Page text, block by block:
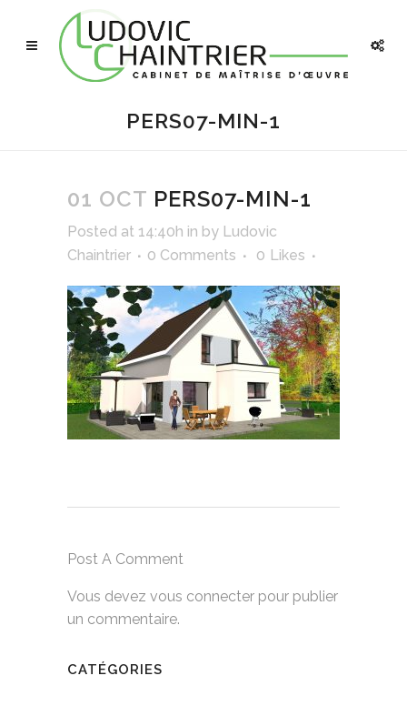
PERS07-MIN-1
01 OCT PERS07-MIN-1
Posted at 14:40h in by Ludovic
Chaintrier
0 Comments 0 Likes
Post A Comment
Vous devez vous connecter pour publier
un commentaire.
CATÉGORIES